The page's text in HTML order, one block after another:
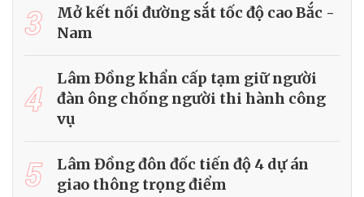
3
Mở kết nối đường sắt tốc độ cao Bắc -
Nam
4
Lâm Đồng khẩn cấp tạm giữ người
đàn ông chống người thi hành công
vụ
5
Lâm Đồng đôn đốc tiến độ 4 dự án
giao thông trọng điểm